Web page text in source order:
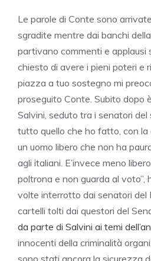
Le parole di Conte sono
sgradite mentre dai banchi
partivano commenti e applausi
chiesto di avere i pieni poteri e
piazza a tuo sostegno mi
proseguito Conte. Subito dopo
Salvini, seduto tra i senatori del
tutto quello che ho fatto, con
un uomo libero che non ha
agli italiani. E’invece meno
poltrona e non guarda al voto”,
volte interrotto dai senatori del
cartelli tolti dai questori del
da parte di Salvini ai temi
innocenti della criminalità